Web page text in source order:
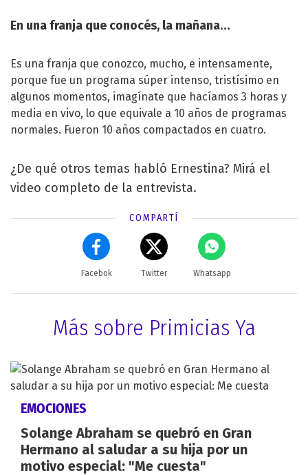
En una franja que conocés, la mañana…
Es una franja que conozco, mucho, e intensamente,
porque fue un programa súper intenso, tristísimo en
algunos momentos, imagínate que hacíamos 3 horas y
media en vivo, lo que equivale a 10 años de programas
normales. Fueron 10 años compactados en cuatro.
¿De qué otros temas habló Ernestina? Mirá el
video completo de la entrevista.
COMPARTÍ
Facebok Twitter Whatsapp
Más sobre Primicias Ya
EMOCIONES
Solange Abraham se quebró en Gran
Hermano al saludar a su hija por un
motivo especial: "Me cuesta"